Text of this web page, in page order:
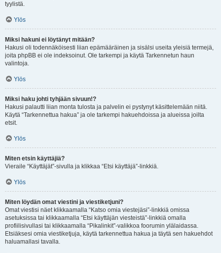
tyylistä.
Ylös
Miksi hakuni ei löytänyt mitään?
Hakusi oli todennäköisesti liian epämääräinen ja sisälsi useita yleisiä termejä,
joita phpBB ei ole indeksoinut. Ole tarkempi ja käytä Tarkennetun haun
valintoja.
Ylös
Miksi haku johti tyhjään sivuun!?
Hakusi palautti liian monta tulosta ja palvelin ei pystynyt käsittelemään niitä.
Käytä “Tarkennettua hakua” ja ole tarkempi hakuehdoissa ja alueissa joilta
etsit.
Ylös
Miten etsin käyttäjiä?
Vieraile “Käyttäjät”-sivulla ja klikkaa “Etsi käyttäjä”-linkkiä.
Ylös
Miten löydän omat viestini ja viestiketjuni?
Omat viestisi näet klikkaamalla “Katso omia viestejäsi”-linkkiä omissa
asetuksissa tai klikkaamalla “Etsi käyttäjän viesteistä”-linkkiä omalla
profiilisivullasi tai klikkaamalla “Pikalinkit”-valikkoa foorumin ylälaidassa.
Etsiäksesi omia viestiketjuja, käytä tarkennettua hakua ja täytä sen hakuehdot
haluamallasi tavalla.